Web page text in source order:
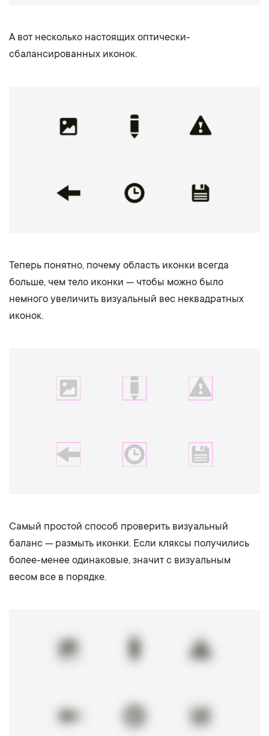
А вот несколько настоящих оптически-
сбалансированных иконок.
Теперь понятно, почему область иконки всегда
больше, чем тело иконки — чтобы можно было
немного увеличить визуальный вес неквадратных
иконок.
Самый простой способ проверить визуальный
баланс — размыть иконки. Если кляксы получились
более-менее одинаковые, значит с визуальным
весом все в порядке.